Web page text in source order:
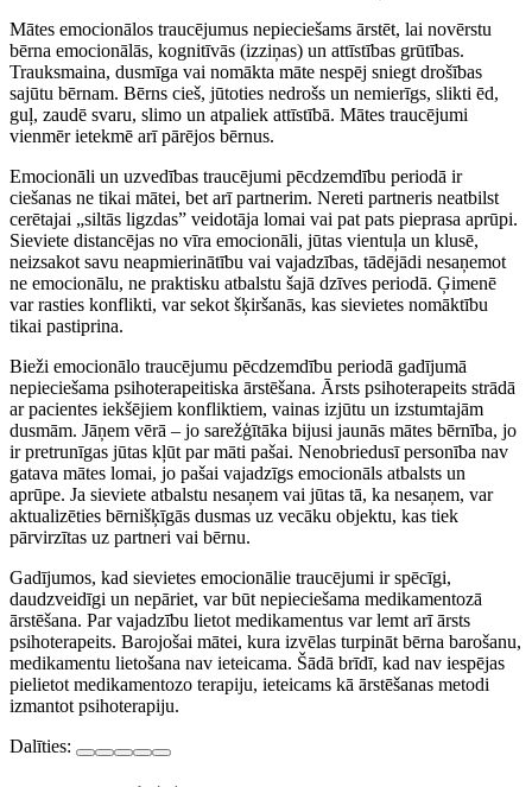
Mātes emocionālos traucējumus nepieciešams ārstēt, lai novērstu
bērna emocionālās, kognitīvās (izziņas) un attīstības grūtības.
Trauksmaina, dusmīga vai nomākta māte nespēj sniegt drošības
sajūtu bērnam. Bērns cieš, jūtoties nedrošs un nemierīgs, slikti ēd,
guļ, zaudē svaru, slimo un atpaliek attīstībā. Mātes traucējumi
vienmēr ietekmē arī pārējos bērnus.
Emocionāli un uzvedības traucējumi pēcdzemdību periodā ir
ciešanas ne tikai mātei, bet arī partnerim. Nereti partneris neatbilst
cerētajai „siltās ligzdas” veidotāja lomai vai pat pats pieprasa aprūpi.
Sieviete distancējas no vīra emocionāli, jūtas vientuļa un klusē,
neizsakot savu neapmierinātību vai vajadzības, tādējādi nesaņemot
ne emocionālu, ne praktisku atbalstu šajā dzīves periodā. Ģimenē
var rasties konflikti, var sekot šķiršanās, kas sievietes nomāktību
tikai pastiprina.
Bieži emocionālo traucējumu pēcdzemdību periodā gadījumā
nepieciešama psihoterapeitiska ārstēšana. Ārsts psihoterapeits strādā
ar pacientes iekšējiem konfliktiem, vainas izjūtu un izstumtajām
dusmām. Jāņem vērā – jo sarežģītāka bijusi jaunās mātes bērnība, jo
ir pretrunīgas jūtas kļūt par māti pašai. Nenobriedusī personība nav
gatava mātes lomai, jo pašai vajadzīgs emocionāls atbalsts un
aprūpe. Ja sieviete atbalstu nesaņem vai jūtas tā, ka nesaņem, var
aktualizēties bērnišķīgās dusmas uz vecāku objektu, kas tiek
pārvirzītas uz partneri vai bērnu.
Gadījumos, kad sievietes emocionālie traucējumi ir spēcīgi,
daudzveidīgi un nepāriet, var būt nepieciešama medikamentozā
ārstēšana. Par vajadzību lietot medikamentus var lemt arī ārsts
psihoterapeits. Barojošai mātei, kura izvēlas turpināt bērna barošanu,
medikamentu lietošana nav ieteicama. Šādā brīdī, kad nav iespējas
pielietot medikamentozo terapiju, ieteicams kā ārstēšanas metodi
izmantot psihoterapiju.
Dalīties: